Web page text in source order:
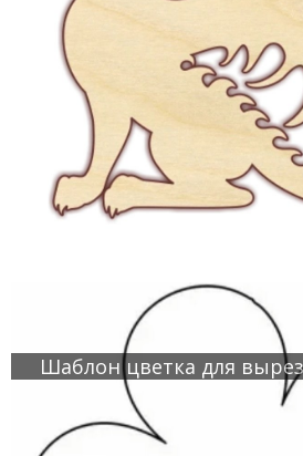
Шаблон цветка для